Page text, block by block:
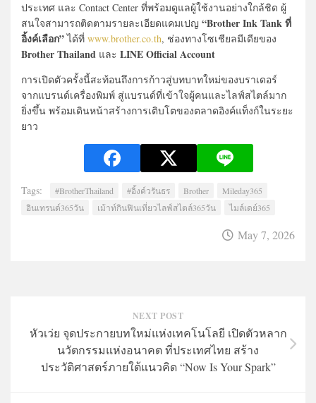
ประเทศ และ Contact Center ที่พร้อมดูแลผู้ใช้งานอย่างใกล้ชิด ผู้
สนใจสามารถติดตามรายละเอียดแคมเปญ “Brother Ink Tank ที่
อิ้งค์เลือก”ได้ที่ www.brother.co.th, ช่องทางโซเชียลมีเดียของ
Brother Thailand และ LINE Official Account
การเปิดตัวครั้งนี้สะท้อนถึงการก้าวสู่บทบาทใหม่ของบราเดอร์
จากแบรนด์เครื่องพิมพ์ สู่แบรนด์ที่เข้าใจผู้คนและไลฟ์สไตล์มาก
ยิ่งขึ้น พร้อมเดินหน้าสร้างการเติบโตของตลาดอิงค์แท็งก์ในระยะ
ยาว
Tags: #BrotherThailand #อิ้งค์วรันธร Brother
Mileday365
อินเทรนด์365วัน
เม้าท์กินฟินเที่ยวไลฟ์สไตล์365วัน ไมล์เดย์365
May 7, 2026
NEXT POST
หัวเว่ย จุดประกายบทใหม่แห่งเทคโนโลยี เปิดตัวหลาก
นวัตกรรมแห่งอนาคต ที่ประเทศไทย สร้าง
ประวัติศาสตร์ภายใต้แนวคิด “Now Is Your Spark”